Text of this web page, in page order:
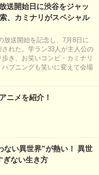
送開始日に渋谷をジャッ
、カミナリがスペシャル
放送開始を記念し、7月8日に
れた。学ラン33人が主人公の
き、お笑いコンビ・カミナリ
プニングも笑いに変えて会場
ニメを紹介！
ない異世界”が熱い！ 異世
ぎない生き方